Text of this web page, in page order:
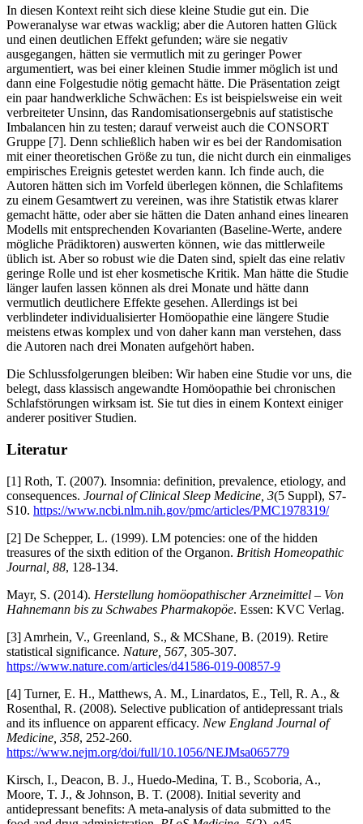
In diesen Kontext reiht sich diese kleine Studie gut ein. Die
Poweranalyse war etwas wacklig; aber die Autoren hatten Glück
und einen deutlichen Effekt gefunden; wäre sie negativ
ausgegangen, hätten sie vermutlich mit zu geringer Power
argumentiert, was bei einer kleinen Studie immer möglich ist und
dann eine Folgestudie nötig gemacht hätte. Die Präsentation zeigt
ein paar handwerkliche Schwächen: Es ist beispielsweise ein weit
verbreiteter Unsinn, das Randomisationsergebnis auf statistische
Imbalancen hin zu testen; darauf verweist auch die CONSORT
Gruppe [7]. Denn schließlich haben wir es bei der Randomisation
mit einer theoretischen Größe zu tun, die nicht durch ein einmaliges
empirisches Ereignis getestet werden kann. Ich finde auch, die
Autoren hätten sich im Vorfeld überlegen können, die Schlafitems
zu einem Gesamtwert zu vereinen, was ihre Statistik etwas klarer
gemacht hätte, oder aber sie hätten die Daten anhand eines linearen
Modells mit entsprechenden Kovarianten (Baseline-Werte, andere
mögliche Prädiktoren) auswerten können, wie das mittlerweile
üblich ist. Aber so robust wie die Daten sind, spielt das eine relativ
geringe Rolle und ist eher kosmetische Kritik. Man hätte die Studie
länger laufen lassen können als drei Monate und hätte dann
vermutlich deutlichere Effekte gesehen. Allerdings ist bei
verblindeter individualisierter Homöopathie eine längere Studie
meistens etwas komplex und von daher kann man verstehen, dass
die Autoren nach drei Monaten aufgehört haben.
Die Schlussfolgerungen bleiben: Wir haben eine Studie vor uns, die
belegt, dass klassisch angewandte Homöopathie bei chronischen
Schlafstörungen wirksam ist. Sie tut dies in einem Kontext einiger
anderer positiver Studien.
Literatur
[1] Roth, T. (2007). Insomnia: definition, prevalence, etiology, and
consequences. Journal of Clinical Sleep Medicine, 3(5 Suppl), S7-
S10. https://www.ncbi.nlm.nih.gov/pmc/articles/PMC1978319/
[2] De Schepper, L. (1999). LM potencies: one of the hidden
treasures of the sixth edition of the Organon. British Homeopathic
Journal, 88, 128-134.
Mayr, S. (2014). Herstellung homöopathischer Arzneimittel – Von
Hahnemann bis zu Schwabes Pharmakopöe. Essen: KVC Verlag.
[3] Amrhein, V., Greenland, S., & MCShane, B. (2019). Retire
statistical significance. Nature, 567, 305-307.
https://www.nature.com/articles/d41586-019-00857-9
[4] Turner, E. H., Matthews, A. M., Linardatos, E., Tell, R. A., &
Rosenthal, R. (2008). Selective publication of antidepressant trials
and its influence on apparent efficacy. New England Journal of
Medicine, 358, 252-260.
https://www.nejm.org/doi/full/10.1056/NEJMsa065779
Kirsch, I., Deacon, B. J., Huedo-Medina, T. B., Scoboria, A.,
Moore, T. J., & Johnson, B. T. (2008). Initial severity and
antidepressant benefits: A meta-analysis of data submitted to the